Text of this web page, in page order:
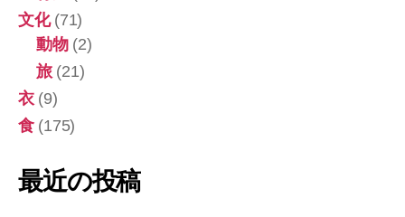
文化(71)
動物(2)
旅(21)
衣(9)
食(175)
最近の投稿